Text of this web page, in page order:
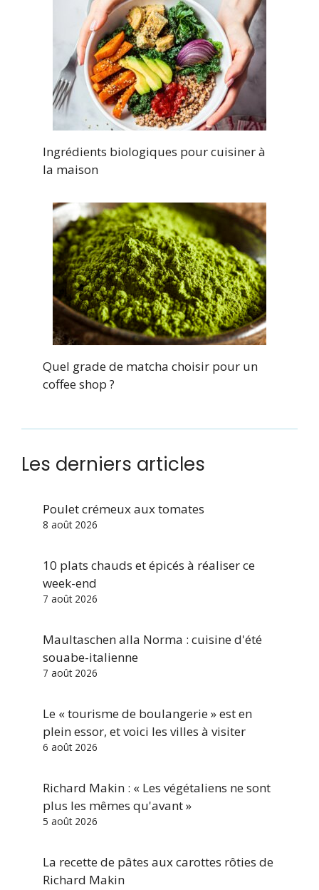
Ingrédients biologiques pour cuisiner à
la maison
Quel grade de matcha choisir pour un
coffee shop ?
Les derniers articles
Poulet crémeux aux tomates
8 août 2026
10 plats chauds et épicés à réaliser ce
week-end
7 août 2026
Maultaschen alla Norma : cuisine d'été
souabe-italienne
7 août 2026
Le « tourisme de boulangerie » est en
plein essor, et voici les villes à visiter
6 août 2026
Richard Makin : « Les végétaliens ne sont
plus les mêmes qu'avant »
5 août 2026
La recette de pâtes aux carottes rôties de
Richard Makin